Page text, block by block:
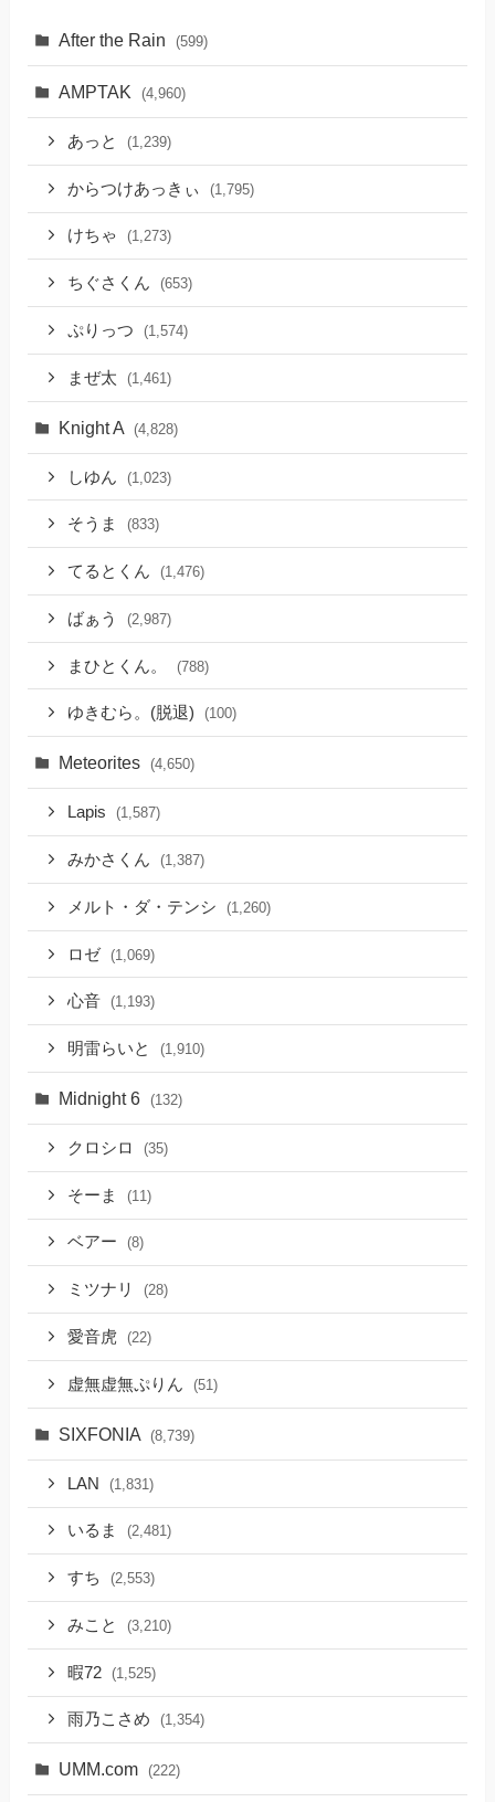
After the Rain (599)
AMPTAK (4,960)
あっと (1,239)
からつけあっきぃ (1,795)
けちゃ (1,273)
ちぐさくん (653)
ぷりっつ (1,574)
まぜ太 (1,461)
Knight A (4,828)
しゆん (1,023)
そうま (833)
てるとくん (1,476)
ばぁう (2,987)
まひとくん。 (788)
ゆきむら。(脱退) (100)
Meteorites (4,650)
Lapis (1,587)
みかさくん (1,387)
メルト・ダ・テンシ (1,260)
ロゼ (1,069)
心音 (1,193)
明雷らいと (1,910)
Midnight 6 (132)
クロシロ (35)
そーま (11)
ベアー (8)
ミツナリ (28)
愛音虎 (22)
虚無虚無ぷりん (51)
SIXFONIA (8,739)
LAN (1,831)
いるま (2,481)
すち (2,553)
みこと (3,210)
暇72 (1,525)
雨乃こさめ (1,354)
UMM.com (222)